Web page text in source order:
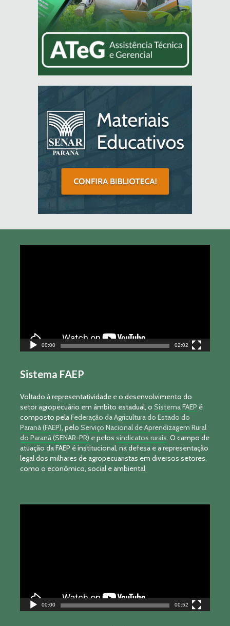
00:00 02:02
Sistema FAEP
Voltado à representatividade e o desenvolvimento do
setor agropecuário em âmbito estadual, o Sistema FAEP é
composto pelaFederação da Agricultura do Estado do
Paraná (FAEP), pelo Serviço Nacional de Aprendizagem Rural
do Paraná (SENAR-PR) e pelos sindicatos rurais. O campo de
atuação da FAEP é institucional, na defesa e a representação
legal dos milhares de agropecuaristas em diversos setores,
como o econômico, social e ambiental.
00:00 00:52